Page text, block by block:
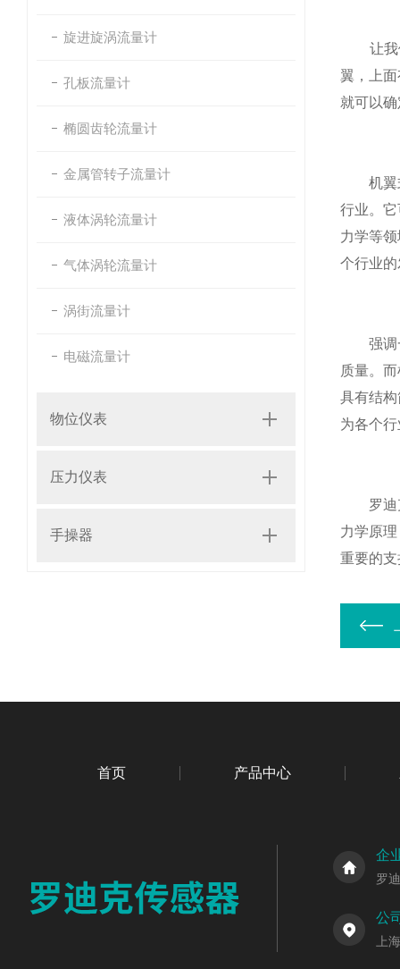
旋进旋涡流量计
孔板流量计
椭圆齿轮流量计
金属管转子流量计
液体涡轮流量计
气体涡轮流量计
涡街流量计
电磁流量计
物位仪表
压力仪表
手操器
让我
翼，上
就可以
机翼式
行业。
力学等
个行业
强调一
质量。
具有结
为各个
罗迪克
力学原
重要的
首页 产品中心
企
罗
公
上